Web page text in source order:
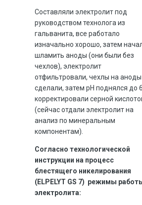
Составляли электролит под
руководством технолога из
гальванита, все работало
изначально хорошо, затем
шламить аноды (они были без
чехлов), электролит
отфильтровали, чехлы на аноды
сделали, затем рН поднялся до
корректировали серной
(сейчас отдали электролит на
анализ по минеральным
компонентам).
Согласно технологической
инструкции на процесс
блестящего никелирования
(ELPELYT GS 7) режимы
электролита: